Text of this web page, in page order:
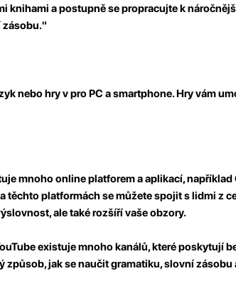
knihami a postupně se propracujte k
zásobu."
nebo hry v pro PC a smartphone. Hry vám
mnoho online platforem a aplikací,
těchto platformách se můžete spojit s lidmi z
ale také rozšíří vaše obzory.
existuje mnoho kanálů, které poskytují
způsob, jak se naučit gramatiku, slovní